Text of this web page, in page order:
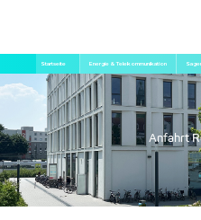
zum
Inhalt
Pfadnavigation
Startseite Energie & Telekommunikation
Anfahrt